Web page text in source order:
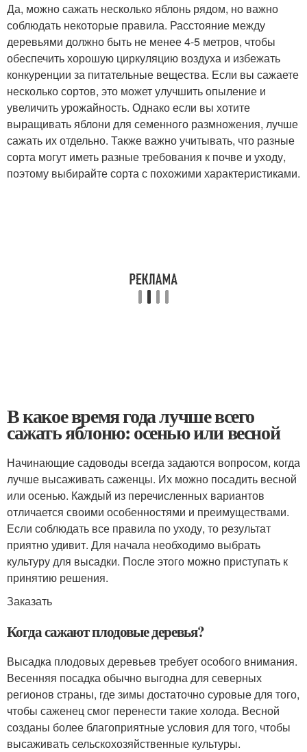
Да, можно сажать несколько яблонь рядом, но важно
соблюдать некоторые правила. Расстояние между
деревьями должно быть не менее 4-5 метров, чтобы
обеспечить хорошую циркуляцию воздуха и избежать
конкуренции за питательные вещества. Если вы сажаете
несколько сортов, это может улучшить опыление и
увеличить урожайность. Однако если вы хотите
выращивать яблони для семенного размножения, лучше
сажать их отдельно. Также важно учитывать, что разные
сорта могут иметь разные требования к почве и уходу,
поэтому выбирайте сорта с похожими характеристиками.
В какое время года лучше всего
сажать яблоню: осенью или весной
Начинающие садоводы всегда задаются вопросом, когда
лучше высаживать саженцы. Их можно посадить весной
или осенью. Каждый из перечисленных вариантов
отличается своими особенностями и преимуществами.
Если соблюдать все правила по уходу, то результат
приятно удивит. Для начала необходимо выбрать
культуру для высадки. После этого можно приступать к
принятию решения.
Заказать
Когда сажают плодовые деревья?
Высадка плодовых деревьев требует особого внимания.
Весенняя посадка обычно выгодна для северных
регионов страны, где зимы достаточно суровые для того,
чтобы саженец смог перенести такие холода. Весной
созданы более благоприятные условия для того, чтобы
высаживать сельскохозяйственные культуры.